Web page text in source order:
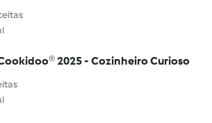
2025 - Cozinheiro Curioso